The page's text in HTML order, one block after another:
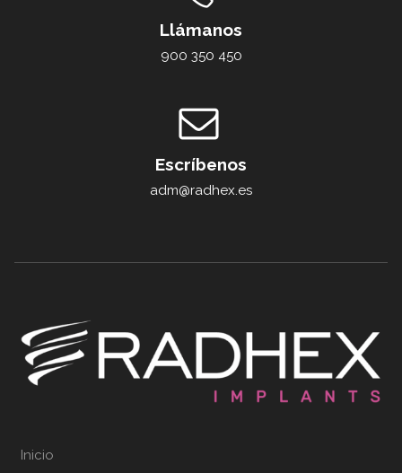
Llámanos
900 350 450
Escríbenos
adm@radhex.es
Inicio